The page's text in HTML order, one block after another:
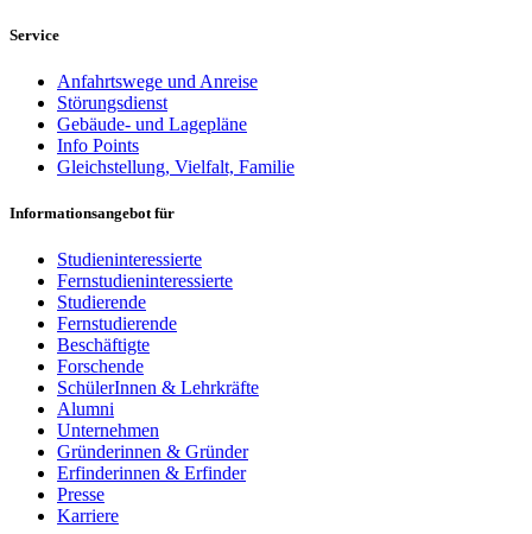
Service
Anfahrtswege und Anreise
Störungsdienst
Gebäude- und Lagepläne
Info Points
Gleichstellung, Vielfalt, Familie
Informationsangebot für
Studieninteressierte
Fernstudieninteressierte
Studierende
Fernstudierende
Beschäftigte
Forschende
SchülerInnen & Lehrkräfte
Alumni
Unternehmen
Gründerinnen & Gründer
Erfinderinnen & Erfinder
Presse
Karriere